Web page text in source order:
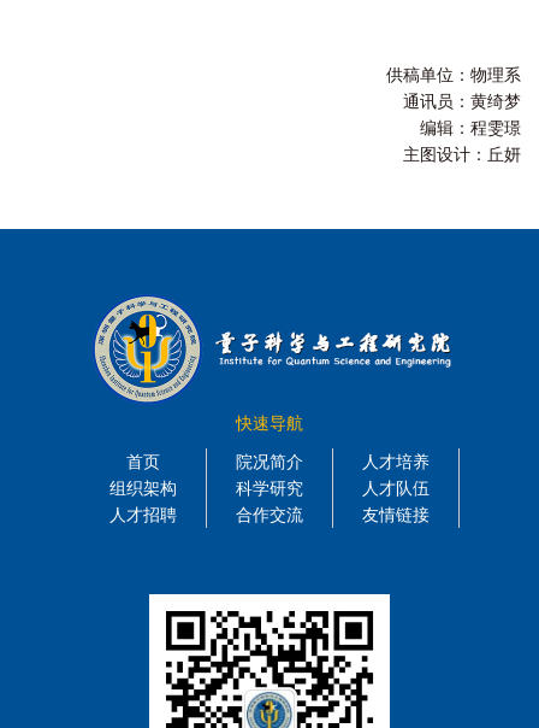
供稿单位：物理系
通讯员：黄绮梦
编辑：程雯璟
主图设计：丘妍
快速导航
首页
院况简介
人才培养
组织架构
科学研究
人才队伍
人才招聘
合作交流 友情链接